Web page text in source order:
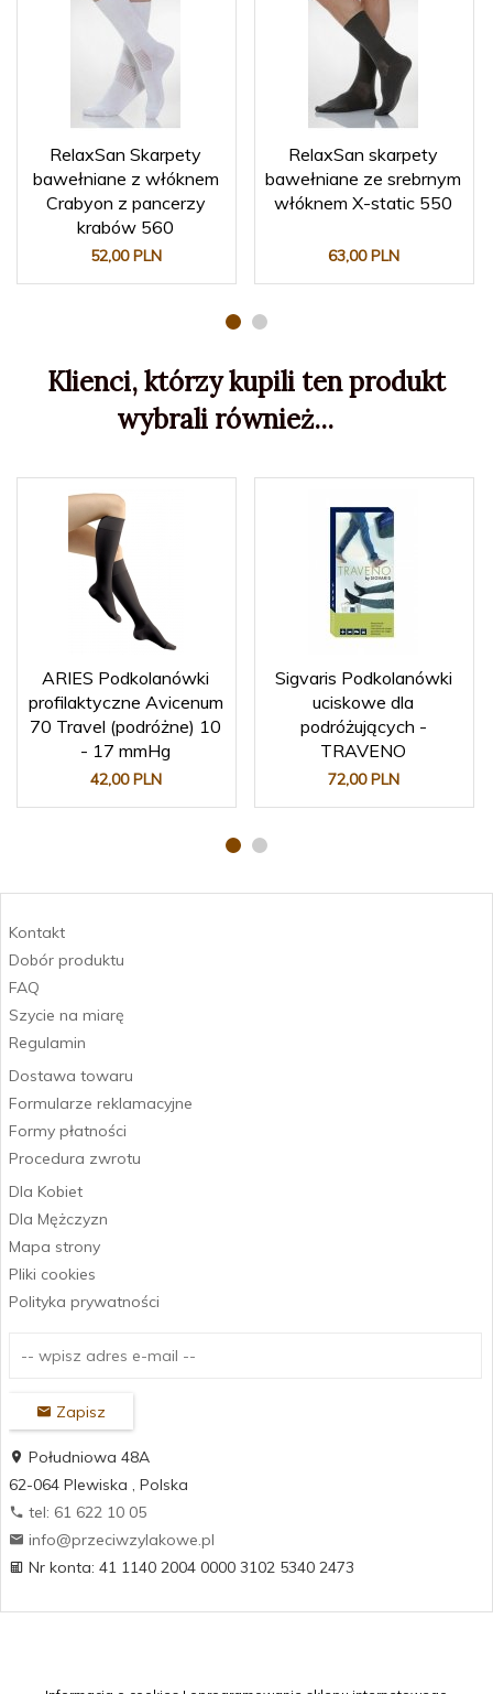
RelaxSan Skarpety
bawełniane z włóknem
Crabyon z pancerzy
krabów 560
52,00 PLN
RelaxSan skarpety
bawełniane ze srebrnym
włóknem X-static 550
63,00 PLN
Klienci, którzy kupili ten produkt
wybrali również...
ARIES Podkolanówki
profilaktyczne Avicenum
70 Travel (podróżne) 10
- 17 mmHg
42,00 PLN
Sigvaris Podkolanówki
uciskowe dla
podróżujących -
TRAVENO
72,00 PLN
Kontakt
Dobór produktu
FAQ
Szycie na miarę
Regulamin
Dostawa towaru
Formularze reklamacyjne
Formy płatności
Procedura zwrotu
Dla Kobiet
Dla Mężczyzn
Mapa strony
Pliki cookies
Polityka prywatności
Zapisz
Południowa 48A
62-064 Plewiska , Polska
tel: 61 622 10 05
Nr konta: 41 1140 2004 0000 3102 5340 2473
info@przeciwzylakowe.pl